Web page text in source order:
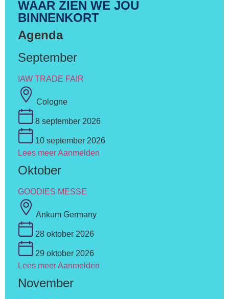
WAAR ZIEN WE JOU
BINNENKORT
Agenda
September
IAW TRADE FAIR
Cologne
8 september 2026
10 september 2026
Lees meerAanmelden
Oktober
GOODIES MESSE
Ankum Germany
28 oktober 2026
29 oktober 2026
Lees meerAanmelden
November